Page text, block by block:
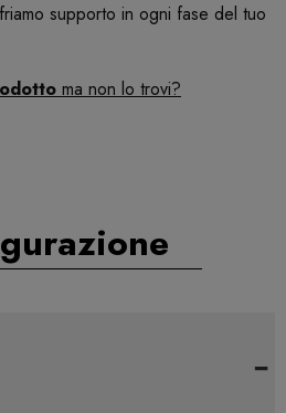
supporto in ogni fase del tuo
ma non lo trovi?
-